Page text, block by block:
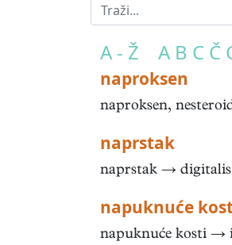
A - Ž A B C Č
naproksen
naproksen,
naprstak
naprstak → digitalis
napuknuće
napuknuće kosti →